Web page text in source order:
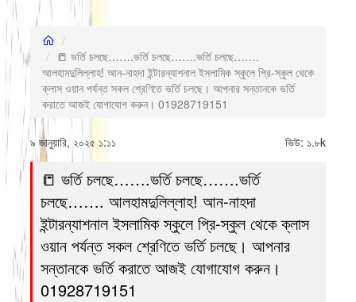
📒 ভর্তি চলছে…….ভর্তি চলছে…….ভর্তি চলছে…….
আলহামদুলিল্লাহ! আন-নাহদা ইন্টারন্যাশনাল ইসলামিক স্কুলে প্রি-স্কুল থেকে
ক্লাস ওয়ান পর্যন্ত সকল শ্রেণিতে ভর্তি চলছে। আপনার সন্তানকে ভর্তি
করাতে আজই যোগাযোগ করুন। 01928719151
৯ জানুয়ারি, ২০২৫ ১:১১ ভিউ: ১.৮k
📒 ভর্তি চলছে…….ভর্তি চলছে…….ভর্তি
চলছে……. আলহামদুলিল্লাহ! আন-নাহদা
ইন্টারন্যাশনাল ইসলামিক স্কুলে প্রি-স্কুল থেকে ক্লাস
ওয়ান পর্যন্ত সকল শ্রেণিতে ভর্তি চলছে। আপনার
সন্তানকে ভর্তি করাতে আজই যোগাযোগ করুন।
01928719151